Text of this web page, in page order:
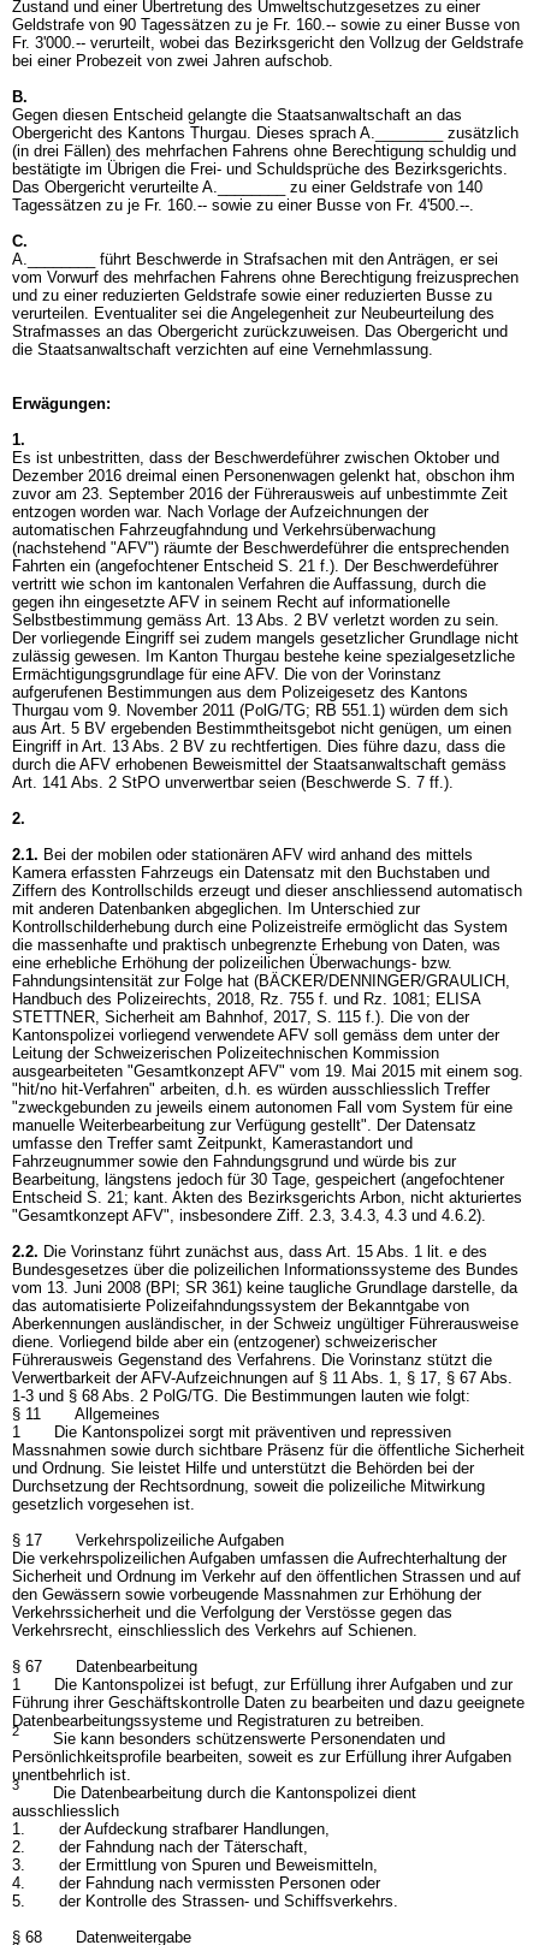
Zustand und einer Übertretung des Umweltschutzgesetzes zu einer
Geldstrafe von 90 Tagessätzen zu je Fr. 160.-- sowie zu einer Busse von
Fr. 3'000.-- verurteilt, wobei das Bezirksgericht den Vollzug der Geldstrafe
bei einer Probezeit von zwei Jahren aufschob.
B.
Gegen diesen Entscheid gelangte die Staatsanwaltschaft an das
Obergericht des Kantons Thurgau. Dieses sprach A.________ zusätzlich
(in drei Fällen) des mehrfachen Fahrens ohne Berechtigung schuldig und
bestätigte im Übrigen die Frei- und Schuldsprüche des Bezirksgerichts.
Das Obergericht verurteilte A.________ zu einer Geldstrafe von 140
Tagessätzen zu je Fr. 160.-- sowie zu einer Busse von Fr. 4'500.--.
C.
A.________ führt Beschwerde in Strafsachen mit den Anträgen, er sei
vom Vorwurf des mehrfachen Fahrens ohne Berechtigung freizusprechen
und zu einer reduzierten Geldstrafe sowie einer reduzierten Busse zu
verurteilen. Eventualiter sei die Angelegenheit zur Neubeurteilung des
Strafmasses an das Obergericht zurückzuweisen. Das Obergericht und
die Staatsanwaltschaft verzichten auf eine Vernehmlassung.
Erwägungen:
1.
Es ist unbestritten, dass der Beschwerdeführer zwischen Oktober und
Dezember 2016 dreimal einen Personenwagen gelenkt hat, obschon ihm
zuvor am 23. September 2016 der Führerausweis auf unbestimmte Zeit
entzogen worden war. Nach Vorlage der Aufzeichnungen der
automatischen Fahrzeugfahndung und Verkehrsüberwachung
(nachstehend "AFV") räumte der Beschwerdeführer die entsprechenden
Fahrten ein (angefochtener Entscheid S. 21 f.). Der Beschwerdeführer
vertritt wie schon im kantonalen Verfahren die Auffassung, durch die
gegen ihn eingesetzte AFV in seinem Recht auf informationelle
Selbstbestimmung gemäss Art. 13 Abs. 2 BV verletzt worden zu sein.
Der vorliegende Eingriff sei zudem mangels gesetzlicher Grundlage nicht
zulässig gewesen. Im Kanton Thurgau bestehe keine spezialgesetzliche
Ermächtigungsgrundlage für eine AFV. Die von der Vorinstanz
aufgerufenen Bestimmungen aus dem Polizeigesetz des Kantons
Thurgau vom 9. November 2011 (PolG/TG; RB 551.1) würden dem sich
aus Art. 5 BV ergebenden Bestimmtheitsgebot nicht genügen, um einen
Eingriff in Art. 13 Abs. 2 BV zu rechtfertigen. Dies führe dazu, dass die
durch die AFV erhobenen Beweismittel der Staatsanwaltschaft gemäss
Art. 141 Abs. 2 StPO unverwertbar seien (Beschwerde S. 7 ff.).
2.
2.1. Bei der mobilen oder stationären AFV wird anhand des mittels
Kamera erfassten Fahrzeugs ein Datensatz mit den Buchstaben und
Ziffern des Kontrollschilds erzeugt und dieser anschliessend automatisch
mit anderen Datenbanken abgeglichen. Im Unterschied zur
Kontrollschilderhebung durch eine Polizeistreife ermöglicht das System
die massenhafte und praktisch unbegrenzte Erhebung von Daten, was
eine erhebliche Erhöhung der polizeilichen Überwachungs- bzw.
Fahndungsintensität zur Folge hat (BÄCKER/DENNINGER/GRAULICH,
Handbuch des Polizeirechts, 2018, Rz. 755 f. und Rz. 1081; ELISA
STETTNER, Sicherheit am Bahnhof, 2017, S. 115 f.). Die von der
Kantonspolizei vorliegend verwendete AFV soll gemäss dem unter der
Leitung der Schweizerischen Polizeitechnischen Kommission
ausgearbeiteten "Gesamtkonzept AFV" vom 19. Mai 2015 mit einem sog.
"hit/no hit-Verfahren" arbeiten, d.h. es würden ausschliesslich Treffer
"zweckgebunden zu jeweils einem autonomen Fall vom System für eine
manuelle Weiterbearbeitung zur Verfügung gestellt". Der Datensatz
umfasse den Treffer samt Zeitpunkt, Kamerastandort und
Fahrzeugnummer sowie den Fahndungsgrund und würde bis zur
Bearbeitung, längstens jedoch für 30 Tage, gespeichert (angefochtener
Entscheid S. 21; kant. Akten des Bezirksgerichts Arbon, nicht akturiertes
"Gesamtkonzept AFV", insbesondere Ziff. 2.3, 3.4.3, 4.3 und 4.6.2).
2.2. Die Vorinstanz führt zunächst aus, dass Art. 15 Abs. 1 lit. e des
Bundesgesetzes über die polizeilichen Informationssysteme des Bundes
vom 13. Juni 2008 (BPl; SR 361) keine taugliche Grundlage darstelle, da
das automatisierte Polizeifahndungssystem der Bekanntgabe von
Aberkennungen ausländischer, in der Schweiz ungültiger Führerausweise
diene. Vorliegend bilde aber ein (entzogener) schweizerischer
Führerausweis Gegenstand des Verfahrens. Die Vorinstanz stützt die
Verwertbarkeit der AFV-Aufzeichnungen auf § 11 Abs. 1, § 17, § 67 Abs.
1-3 und § 68 Abs. 2 PolG/TG. Die Bestimmungen lauten wie folgt:
§ 11 Allgemeines
1 Die Kantonspolizei sorgt mit präventiven und repressiven
Massnahmen sowie durch sichtbare Präsenz für die öffentliche Sicherheit
und Ordnung. Sie leistet Hilfe und unterstützt die Behörden bei der
Durchsetzung der Rechtsordnung, soweit die polizeiliche Mitwirkung
gesetzlich vorgesehen ist.
§ 17 Verkehrspolizeiliche Aufgaben
Die verkehrspolizeilichen Aufgaben umfassen die Aufrechterhaltung der
Sicherheit und Ordnung im Verkehr auf den öffentlichen Strassen und auf
den Gewässern sowie vorbeugende Massnahmen zur Erhöhung der
Verkehrssicherheit und die Verfolgung der Verstösse gegen das
Verkehrsrecht, einschliesslich des Verkehrs auf Schienen.
§ 67 Datenbearbeitung
1 Die Kantonspolizei ist befugt, zur Erfüllung ihrer Aufgaben und zur
Führung ihrer Geschäftskontrolle Daten zu bearbeiten und dazu geeignete
Datenbearbeitungssysteme und Registraturen zu betreiben.
2
Sie kann besonders schützenswerte Personendaten und
Persönlichkeitsprofile bearbeiten, soweit es zur Erfüllung ihrer Aufgaben
unentbehrlich ist.
3
Die Datenbearbeitung durch die Kantonspolizei dient
ausschliesslich
1. der Aufdeckung strafbarer Handlungen,
2. der Fahndung nach der Täterschaft,
3. der Ermittlung von Spuren und Beweismitteln,
4. der Fahndung nach vermissten Personen oder
5. der Kontrolle des Strassen- und Schiffsverkehrs.
§ 68 Datenweitergabe